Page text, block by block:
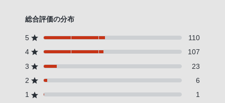
総合評価の分布
5
110
4
107
3
23
2
6
1
1